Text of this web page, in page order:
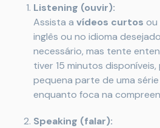
Listening (ouvir):
Assista a vídeos curtos ou
inglês ou no idioma
necessário, mas tente
tiver 15 minutos
pequena parte de uma
enquanto foca na
Speaking (falar):